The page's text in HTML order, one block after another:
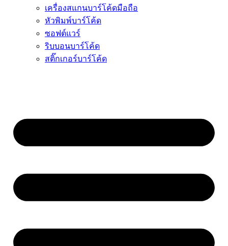
เครื่องสแกนบาร์โค้ดมือถือ
หัวพิมพ์บาร์โค้ด
ซอฟต์แวร์
ริบบอนบาร์โค้ด
สติ๊กเกอร์บาร์โค้ด